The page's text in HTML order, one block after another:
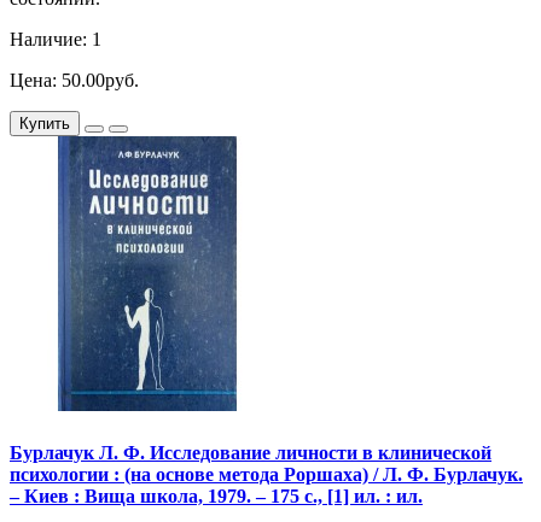
Наличие: 1
Цена: 50.00руб.
Купить
Бурлачук Л. Ф. Исследование личности в клинической
психологии : (на основе метода Роршаха) / Л. Ф. Бурлачук.
– Киев : Вища школа, 1979. – 175 с., [1] ил. : ил.